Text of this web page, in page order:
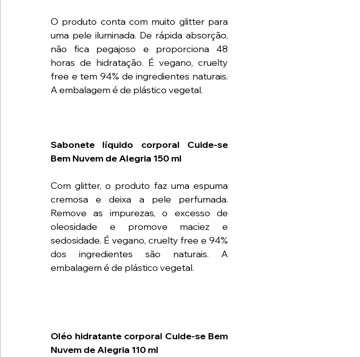
O produto conta com muito glitter para
uma pele iluminada. De rápida absorção,
não fica pegajoso e proporciona 48
horas de hidratação​. É vegano, cruelty
free e tem 94% de ingredientes naturais.
A embalagem é de plástico vegetal.
Sabonete líquido corporal Cuide-se
Bem Nuvem de Alegria 150 ml
Com glitter, o produto faz uma espuma
cremosa e deixa a pele perfumada.
Remove as impurezas, o excesso de
oleosidade e promove maciez e
sedosidade. É vegano, cruelty free e 94%
dos ingredientes são naturais. A
embalagem é de plástico vegetal.
Oléo hidratante corporal Cuide-se Bem
Nuvem de Alegria 110 ml